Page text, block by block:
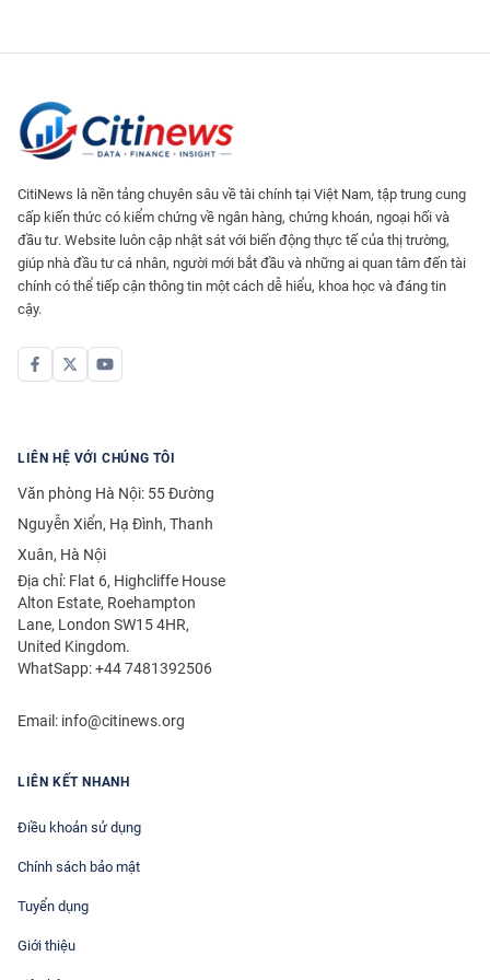
CitiNews là nền tảng chuyên sâu về tài chính tại Việt Nam, tập trung cung
cấp kiến thức có kiểm chứng về ngân hàng, chứng khoán, ngoại hối và
đầu tư. Website luôn cập nhật sát với biến động thực tế của thị trường,
giúp nhà đầu tư cá nhân, người mới bắt đầu và những ai quan tâm đến tài
chính có thể tiếp cận thông tin một cách dễ hiểu, khoa học và đáng tin
cậy.
LIÊN HỆ VỚI CHÚNG TÔI
Văn phòng Hà Nội: 55 Đường
Nguyễn Xiển, Hạ Đình, Thanh
Xuân, Hà Nội
Địa chỉ: Flat 6, Highcliffe House
Alton Estate, Roehampton
Lane, London SW15 4HR,
United Kingdom.
WhatSapp: +44 7481392506
Email: info@citinews.org
LIÊN KẾT NHANH
Điều khoản sử dụng
Chính sách bảo mật
Tuyển dụng
Giới thiệu